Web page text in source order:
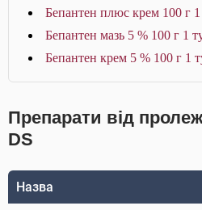
Бепантен плюс крем 100 г 1
Бепантен мазь 5 % 100 г 1
Бепантен крем 5 % 100 г 1
Препарати від
DS
Назва